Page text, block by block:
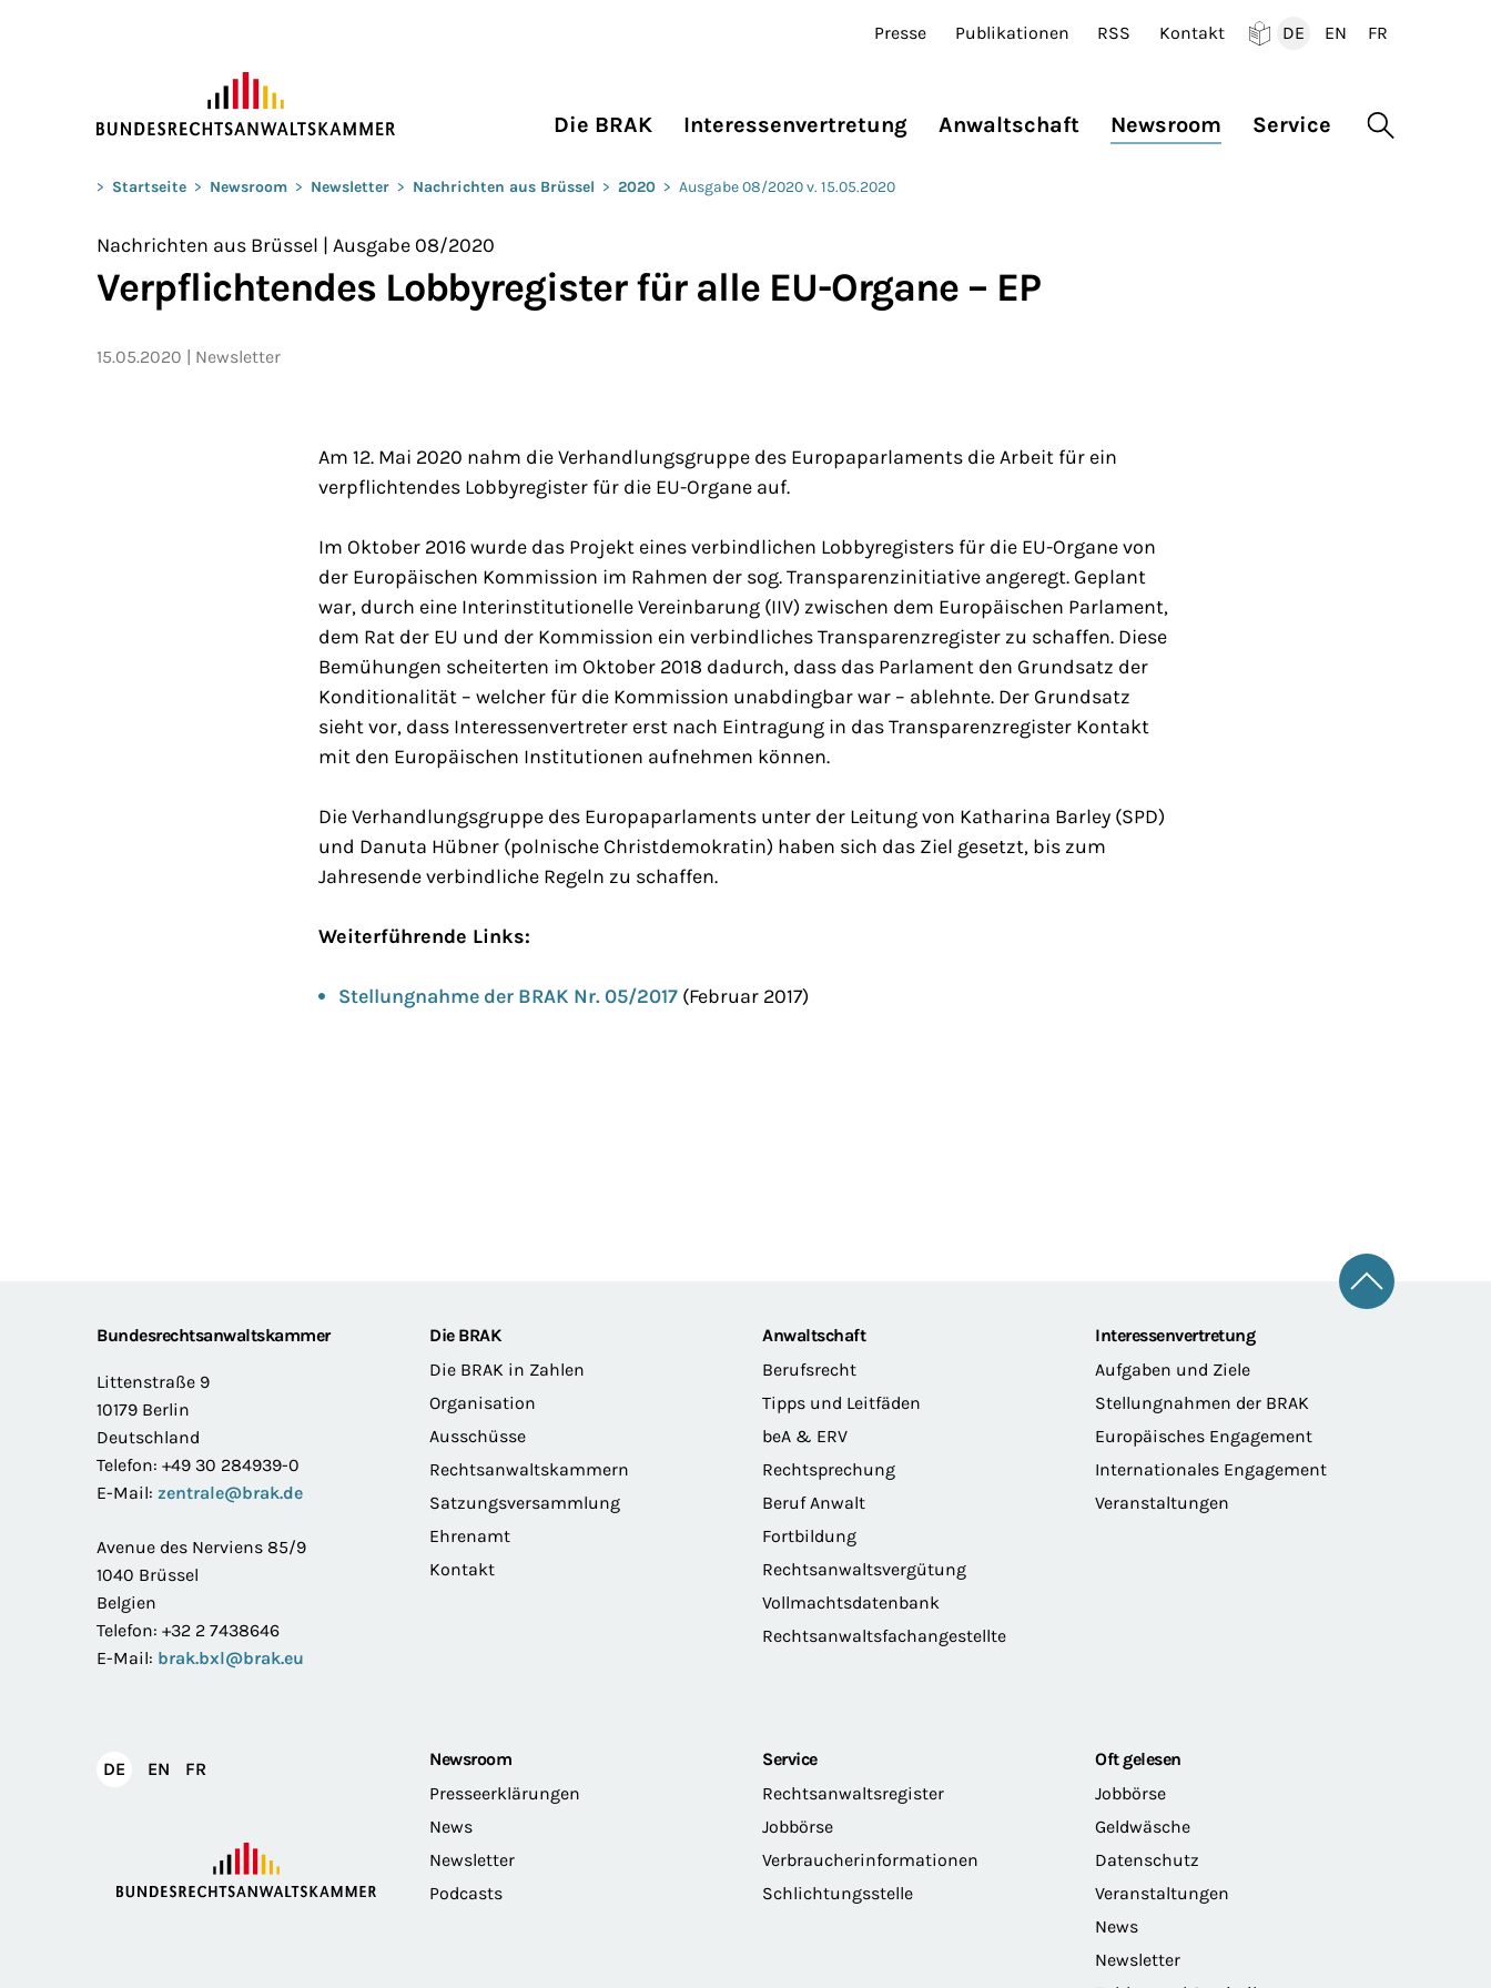
Presse Publikationen RSS Kontakt
DE
EN
FR
Die BRAK Interessenvertretung Anwaltschaft Newsroom Service Suche
Sie befinden sich hier:
> Startseite > Newsroom > Newsletter > Nachrichten aus Brüssel > 2020 > Ausgabe 08/2020 v. 15.05.2020
Nachrichten aus Brüssel | Ausgabe 08/2020
Verpflichtendes Lobbyregister für alle EU-Organe – EP
15.05.2020 Newsletter
Am 12. Mai 2020 nahm die Verhandlungsgruppe des Europaparlaments die Arbeit für ein
verpflichtendes Lobbyregister für die EU-Organe auf.
Im Oktober 2016 wurde das Projekt eines verbindlichen Lobbyregisters für die EU-Organe von
der Europäischen Kommission im Rahmen der sog. Transparenzinitiative angeregt. Geplant
war, durch eine Interinstitutionelle Vereinbarung (IIV) zwischen dem Europäischen Parlament,
dem Rat der EU und der Kommission ein verbindliches Transparenzregister zu schaffen. Diese
Bemühungen scheiterten im Oktober 2018 dadurch, dass das Parlament den Grundsatz der
Konditionalität – welcher für die Kommission unabdingbar war – ablehnte. Der Grundsatz
sieht vor, dass Interessenvertreter erst nach Eintragung in das Transparenzregister Kontakt
mit den Europäischen Institutionen aufnehmen können.
Die Verhandlungsgruppe des Europaparlaments unter der Leitung von Katharina Barley (SPD)
und Danuta Hübner (polnische Christdemokratin) haben sich das Ziel gesetzt, bis zum
Jahresende verbindliche Regeln zu schaffen.
Weiterführende Links:
Stellungnahme der BRAK Nr. 05/2017 (Februar 2017)
Footer
Zum
Bundesrechtsanwaltskammer
Littenstraße 9
10179 Berlin
Deutschland
Telefon: +49 30 284939-0
E-Mail: zentrale@brak.de
Avenue des Nerviens 85/9
1040 Brüssel
Belgien
Telefon: +32 2 7438646
E-Mail: brak.bxl@brak.eu
Die BRAK
Die BRAK in Zahlen
Organisation
Ausschüsse
Rechtsanwaltskammern
Satzungsversammlung
Ehrenamt
Kontakt
Anwaltschaft
Berufsrecht
Tipps und Leitfäden
beA & ERV
Rechtsprechung
Beruf Anwalt
Fortbildung
Rechtsanwaltsvergütung
Vollmachtsdatenbank
Rechtsanwaltsfachangestellte
Interessenvertretung
Aufgaben und Ziele
Stellungnahmen der BRAK
Europäisches Engagement
Internationales Engagement
Veranstaltungen
DEDeutsch
EN English
FR
Newsroom
Presseerklärungen
News
Newsletter
Podcasts
Service
Rechtsanwaltsregister
Jobbörse
Verbraucherinformationen
Schlichtungsstelle
Oft gelesen
Jobbörse
Geldwäsche
Datenschutz
Veranstaltungen
News
Newsletter